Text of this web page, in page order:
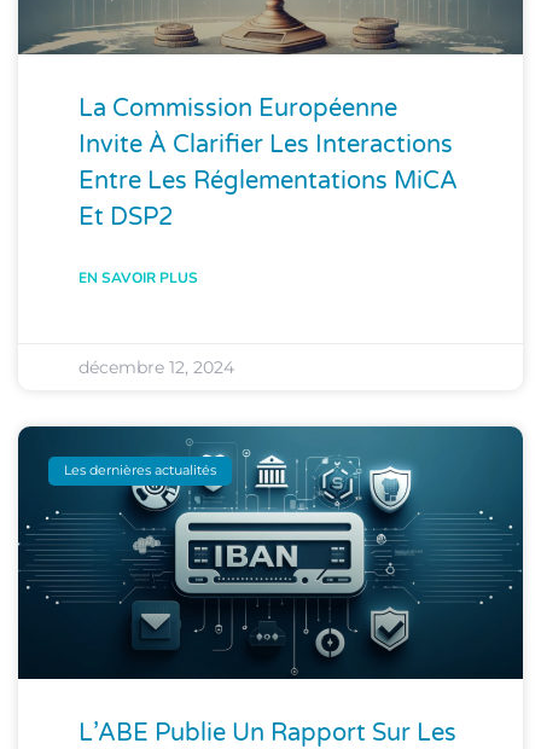
La Commission Européenne
Invite À Clarifier Les Interactions
Entre Les Réglementations MiCA
Et DSP2
EN SAVOIR PLUS
décembre 12, 2024
Les dernières actualités
L’ABE Publie Un Rapport Sur Les